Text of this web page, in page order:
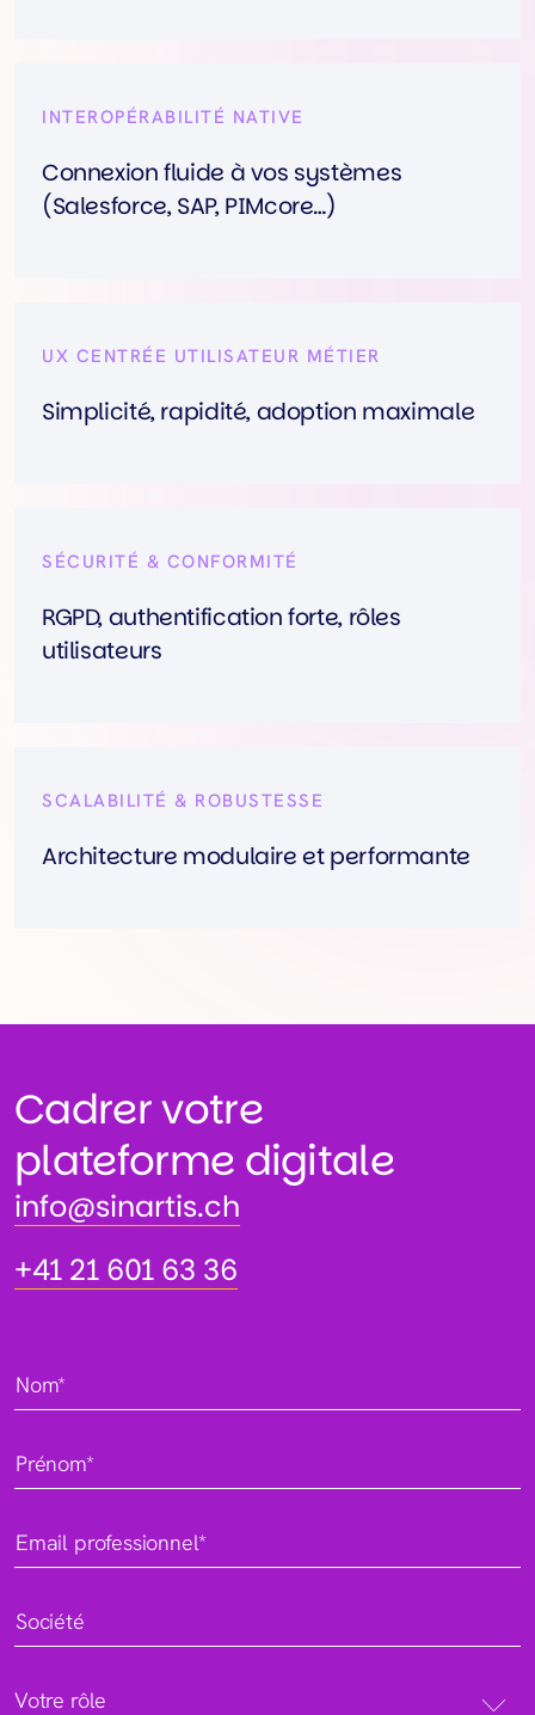
INTEROPÉRABILITÉ NATIVE
Connexion fluide à vos systèmes
(Salesforce, SAP, PIMcore…)
UX CENTRÉE UTILISATEUR MÉTIER
Simplicité, rapidité, adoption maximale
SÉCURITÉ & CONFORMITÉ
RGPD, authentification forte, rôles
utilisateurs
SCALABILITÉ & ROBUSTESSE
Architecture modulaire et performante
Cadrer votre
plateforme digitale
info@sinartis.ch
info@sinartis.ch
+41 21 601 63 36
+41 21 601 63 36
Nom*
Prénom*
Email professionnel*
Société
Votre rôle